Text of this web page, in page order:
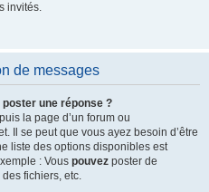
invités.
de messages
une réponse ?
la page d’un forum ou
Il se peut que vous ayez besoin d’être
liste des options disponibles est
: Vous pouvez poster de
fichiers, etc.